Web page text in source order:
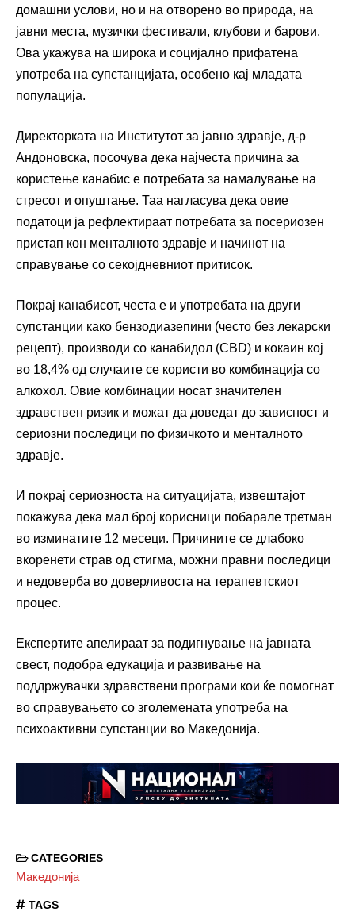
домашни услови, но и на отворено во природа, на
јавни места, музички фестивали, клубови и барови.
Ова укажува на широка и социјално прифатена
употреба на супстанцијата, особено кај младата
популација.
Директорката на Институтот за јавно здравје, д-р
Андоновска, посочува дека најчеста причина за
користење канабис е потребата за намалување на
стресот и опуштање. Таа нагласува дека овие
податоци ја рефлектираат потребата за посериозен
пристап кон менталното здравје и начинот на
справување со секојдневниот притисок.
Покрај канабисот, честа е и употребата на други
супстанции како бензодиазепини (често без лекарски
рецепт), производи со канабидол (CBD) и кокаин кој
во 18,4% од случаите се користи во комбинација со
алкохол. Овие комбинации носат значителен
здравствен ризик и можат да доведат до зависност и
сериозни последици по физичкото и менталното
здравје.
И покрај сериозноста на ситуацијата, извештајот
покажува дека мал број корисници побарале третман
во изминатите 12 месеци. Причините се длабоко
вкоренети страв од стигма, можни правни последици
и недоверба во доверливоста на терапевтскиот
процес.
Експертите апелираат за подигнување на јавната
свест, подобра едукација и развивање на
поддржувачки здравствени програми кои ќе помогнат
во справувањето со зголемената употреба на
психоактивни супстанции во Македонија.
CATEGORIES
Македонија
TAGS